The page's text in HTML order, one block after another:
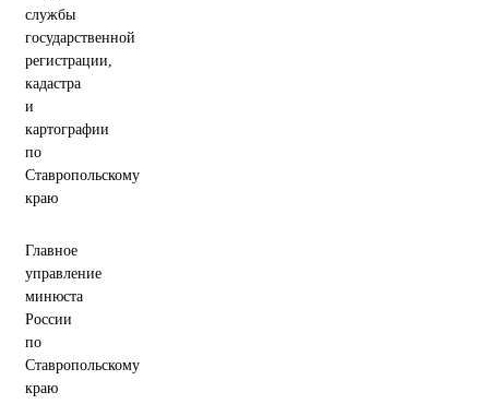
службы
государственной
регистрации,
кадастра
и
картографии
по
Ставропольскому
краю
Главное
управление
минюста
России
по
Ставропольскому
краю